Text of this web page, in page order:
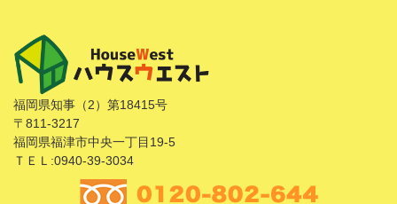
福岡県知事（2）第18415号
〒811-3217
福岡県福津市中央一丁目19-5
ＴＥＬ:0940-39-3034